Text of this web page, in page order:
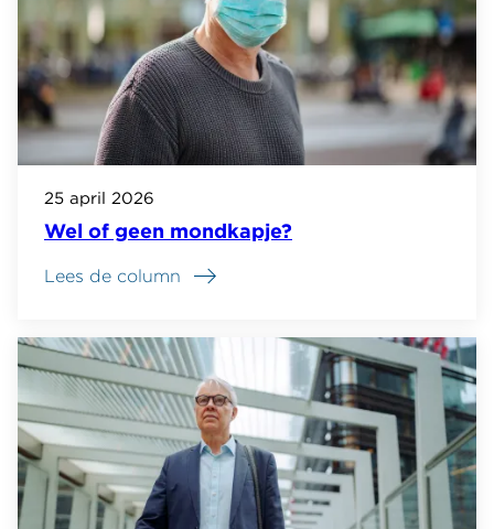
Wel of geen mondkapje?
25 april 2026
Lees de column